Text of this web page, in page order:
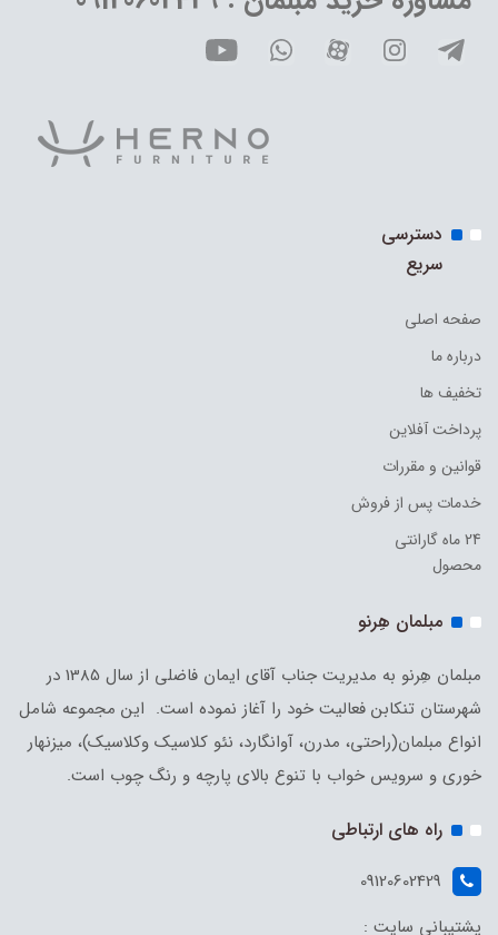
دسترسی
سریع
صفحه اصلی
درباره ما
تخفیف ها
پرداخت آفلاین
قوانین و مقررات
خدمات پس از فروش
24 ماه گارانتی
محصول
مبلمان هِرنو
مبلمان هِرنو به مدیریت جناب آقای ایمان فاضلی از سال 1385 در
شهرستان تنکابن فعالیت خود را آغاز نموده است. این مجموعه شامل
انواع مبلمان(راحتی، مدرن، آوانگارد، نئو کلاسیک وکلاسیک)، میزنهار
خوری و سرویس خواب با تنوع بالای پارچه و رنگ چوب است.
راه های ارتباطی
09120602429
پشتیبانی سایت :